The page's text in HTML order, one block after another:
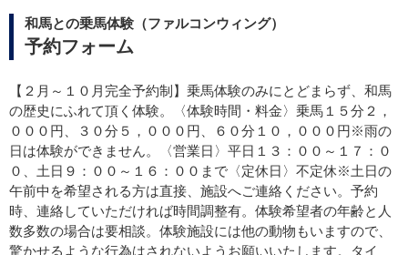
和馬との乗馬体験（ファルコンウィング）
予約フォーム
【２月～１０月完全予約制】乗馬体験のみにとどまらず、和馬
の歴史にふれて頂く体験。〈体験時間・料金〉乗馬１５分２，
０００円、３０分５，０００円、６０分１０，０００円※雨の
日は体験ができません。〈営業日〉平日１３：００～１７：０
０、土日９：００～１６：００まで〈定休日〉不定休※土日の
午前中を希望される方は直接、施設へご連絡ください。予約
時、連絡していただければ時間調整有。体験希望者の年齢と人
数多数の場合は要相談。体験施設には他の動物もいますので、
驚かせるような行為はされないようお願いいたします。タイ